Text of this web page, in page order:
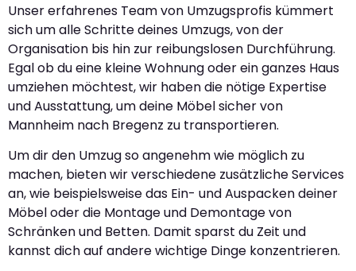
Unser erfahrenes Team von Umzugsprofis kümmert
sich um alle Schritte deines Umzugs, von der
Organisation bis hin zur reibungslosen Durchführung.
Egal ob du eine kleine Wohnung oder ein ganzes Haus
umziehen möchtest, wir haben die nötige Expertise
und Ausstattung, um deine Möbel sicher von
Mannheim nach Bregenz zu transportieren.
Um dir den Umzug so angenehm wie möglich zu
machen, bieten wir verschiedene zusätzliche Services
an, wie beispielsweise das Ein- und Auspacken deiner
Möbel oder die Montage und Demontage von
Schränken und Betten. Damit sparst du Zeit und
kannst dich auf andere wichtige Dinge konzentrieren.